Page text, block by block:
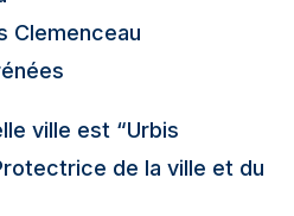
Clemenceau
ville est “Urbis
de la ville et du